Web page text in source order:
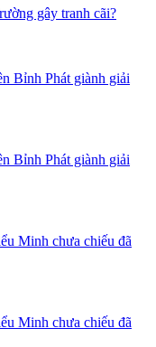
gây tranh cãi?
Bỉnh Phát giành giải
Bỉnh Phát giành giải
Minh chưa chiếu đã
Minh chưa chiếu đã